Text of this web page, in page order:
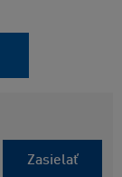
Zasielať